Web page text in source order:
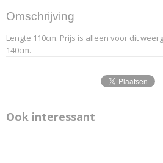
Productcode leverancier
9.4
Afmetingen (l,b,h)
110 x 140 x 0 cm
Omschrijving
Lengte 110cm. Prijs is alleen voor dit
140cm.
Ook interessant